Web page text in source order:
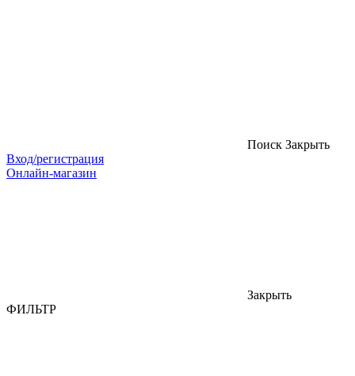
Поиск Закрыть
Вход/регистрация
Онлайн-магазин
Закрыть
ФИЛЬТР